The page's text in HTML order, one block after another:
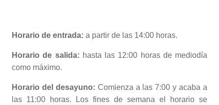
Horario de entrada: a partir de las 14:00 horas.
Horario de salida: hasta las 12:00 horas de mediodía
como máximo.
Horario del desayuno: Comienza a las 7:00 y acaba a
las 11:00 horas. Los fines de semana el horario se